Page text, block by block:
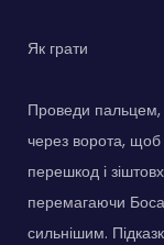
Як грати
Проведи пальцем,
через ворота, щоб
перешкод і
перемагаючи
сильнішим.